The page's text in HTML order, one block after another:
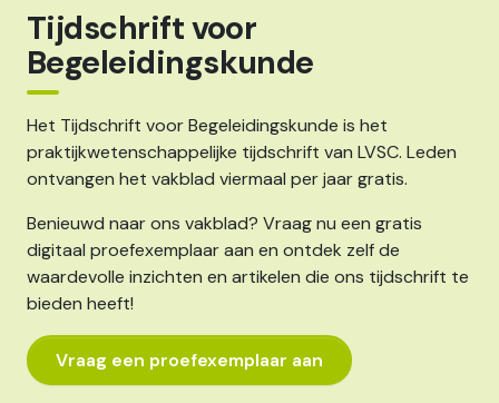
Tijdschrift voor
Begeleidingskunde
Het Tijdschrift voor Begeleidingskunde is het
praktijkwetenschappelijke tijdschrift van LVSC. Leden
ontvangen het vakblad viermaal per jaar gratis.
Benieuwd naar ons vakblad? Vraag nu een gratis
digitaal proefexemplaar aan en ontdek zelf de
waardevolle inzichten en artikelen die ons tijdschrift te
bieden heeft!
Vraag een proefexemplaar aan